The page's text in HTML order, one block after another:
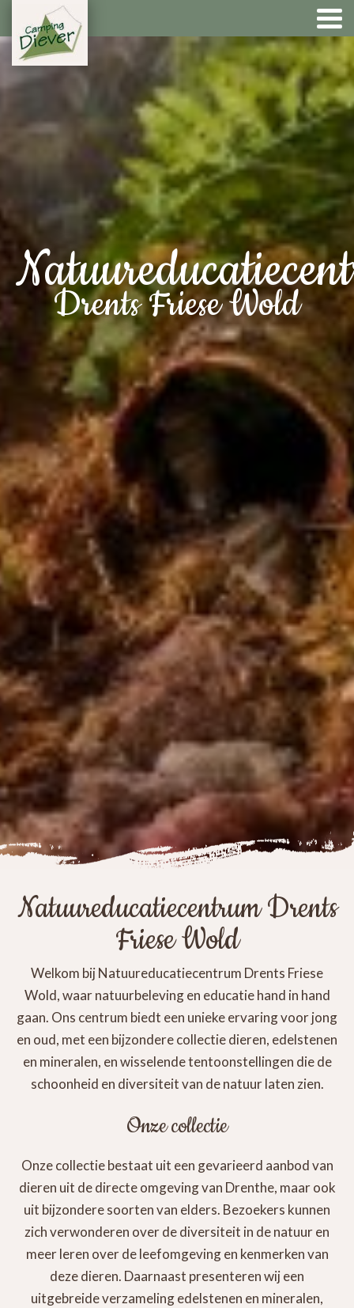
Drents Friese Wold
Natuureducatiecentrum Drents
Friese Wold
Welkom bij Natuureducatiecentrum Drents Friese
Wold, waar natuurbeleving en educatie hand in hand
gaan. Ons centrum biedt een unieke ervaring voor jong
en oud, met een bijzondere collectie dieren, edelstenen
en mineralen, en wisselende tentoonstellingen die de
schoonheid en diversiteit van de natuur laten zien.
Onze collectie
Onze collectie bestaat uit een gevarieerd aanbod van
dieren uit de directe omgeving van Drenthe, maar ook
uit bijzondere soorten van elders. Bezoekers kunnen
zich verwonderen over de diversiteit in de natuur en
meer leren over de leefomgeving en kenmerken van
deze dieren. Daarnaast presenteren wij een
uitgebreide verzameling edelstenen en mineralen,